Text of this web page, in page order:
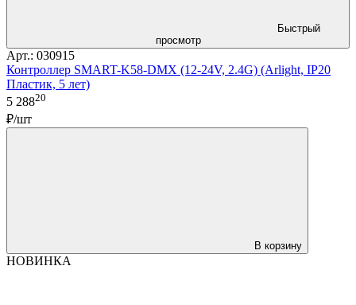
Быстрый
просмотр
Арт.: 030915
Контроллер SMART-K58-DMX (12-24V, 2.4G) (Arlight, IP20
Пластик, 5 лет)
5 28820
₽/шт
В корзину
НОВИНКА